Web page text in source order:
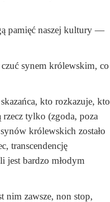
pamięć naszej kultury —
synem królewskim, co
kto rozkazuje, kto
tylko (zgoda, poza
królewskich zostało
transcendencję
jest bardzo młodym
nim zawsze, non stop,